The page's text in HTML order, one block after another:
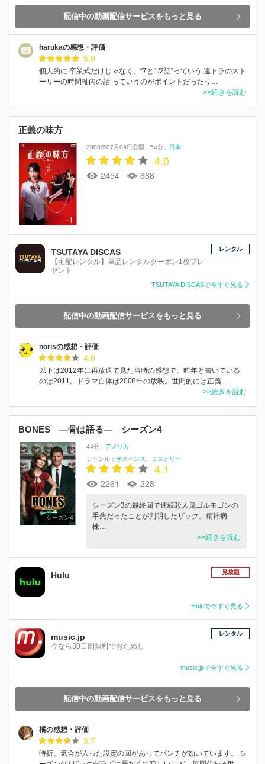
配信中の動画配信サービスをもっと見る
harukaの感想・評価
5.0
個人的に 卒業式だけじゃなく、“7と1/2話”っていう 連ドラのスト
ーリーの時間軸内の話 っていうのがポイントだったり…
>>続きを読む
正義の味方
2008年07月09日公開 54分 日本
4.0
2454 688
TSUTAYA DISCAS
【宅配レンタル】単品レンタルクーポン1枚プレ
ゼント
レンタル
TSUTAYA DISCASで今すぐ見る
配信中の動画配信サービスをもっと見る
norisの感想・評価
4.0
以下は2012年に再放送で見た当時の感想で、昨年と書いている
のは2011。ドラマ自体は2008年の放映。世間的には正義…
>>続きを読む
BONES ―骨は語る― シーズン4
シーズン4
44分
アメリカ
ジャンル： サスペンス ミステリー
4.1
2261 228
シーズン3の最終回で連続殺人鬼ゴルモゴンの
手先だったことが判明したザック。精神病
棟…
>>続きを読む
Hulu 見放題
Huluで今すぐ見る
music.jp
今なら30日間無料でおためし
レンタル
music.jpで今すぐ見る
配信中の動画配信サービスをもっと見る
橘の感想・評価
3.7
時折、気合が入った設定の回があってパンチが効いています。 シ